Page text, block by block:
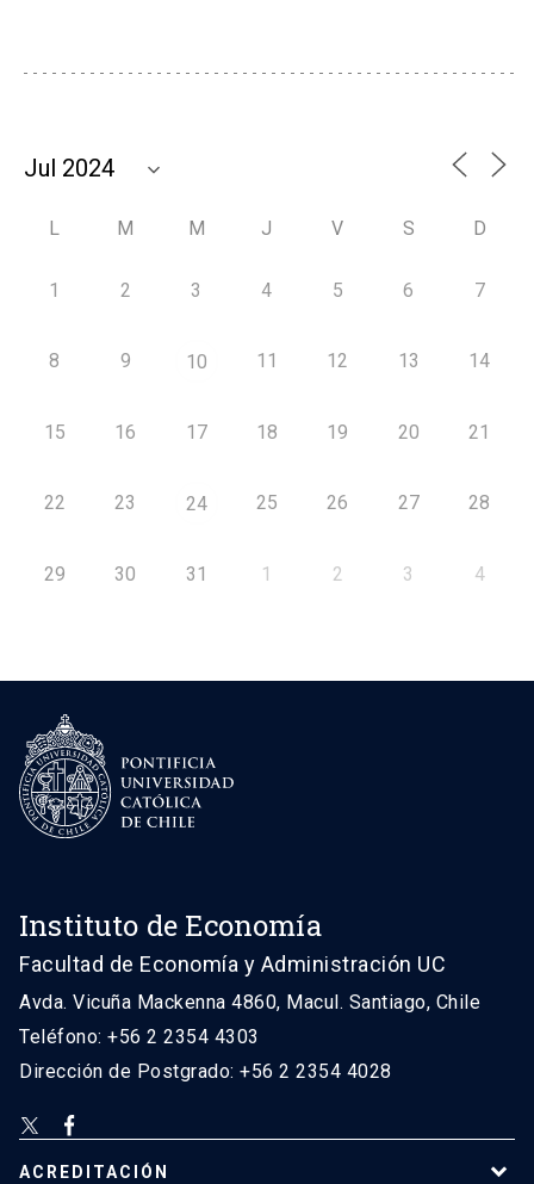
L M M J V S D
1 2 3 4 5 6 7
8 9 10 11 12 13 14
15 16 17 18 19 20 21
22 23 24 25 26 27 28
29 30 31 1 2 3 4
Instituto de Economía
Facultad de Economía y Administración UC
Avda. Vicuña Mackenna 4860, Macul. Santiago, Chile
Teléfono: +56 2 2354 4303
Dirección de Postgrado: +56 2 2354 4028
ACREDITACIÓN